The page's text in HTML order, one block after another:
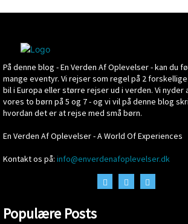
På denne blog - En Verden Af Oplevelser - kan du
mange eventyr. Vi rejser som regel på 2
bil i Europa eller større rejser ud i verden. Vi nyder
vores to børn på 5 og 7 - og vi vil på denne blog
hvordan det er at rejse med små børn.
En Verden Af Oplevelser - A World Of Experiences
Kontakt os på: info@enverdenafoplevelser.dk
Populære Posts